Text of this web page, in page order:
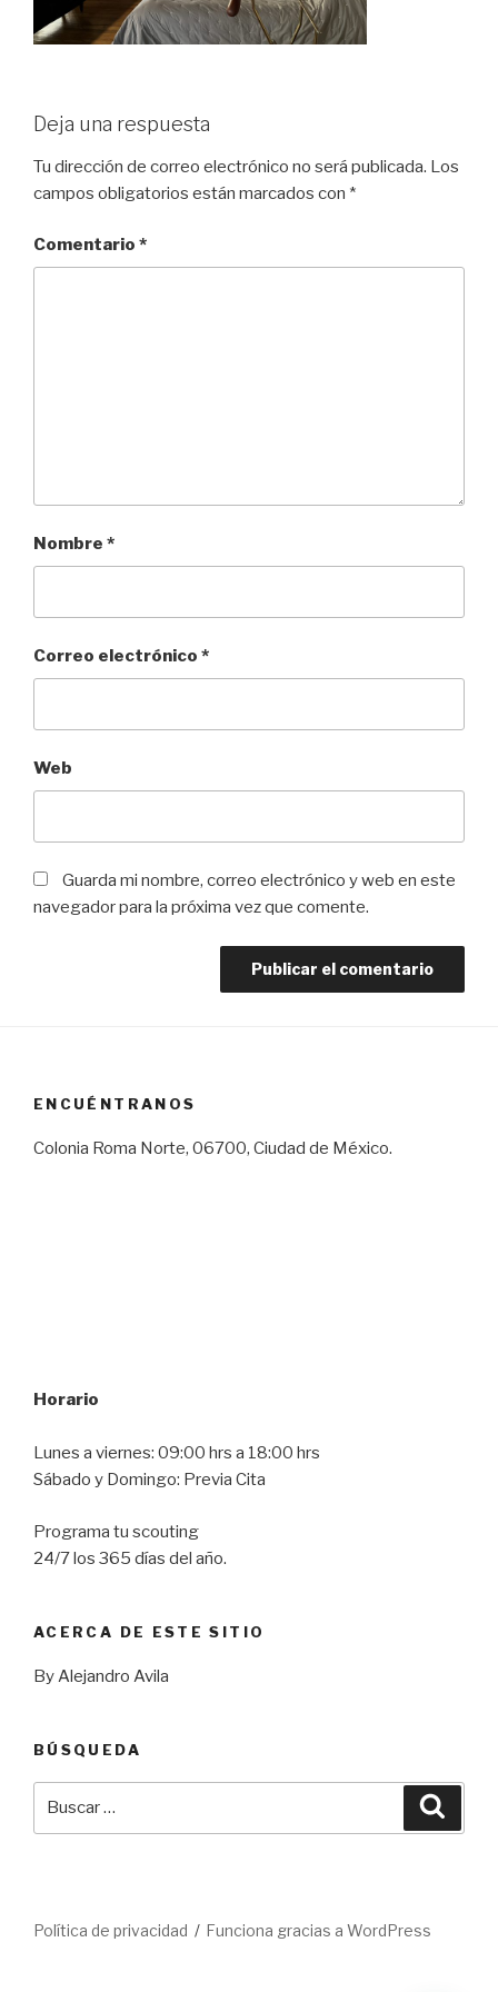
Deja una respuesta
Tu dirección de correo electrónico no será publicada. Los
campos obligatorios están marcados con *
Comentario *
Nombre *
Correo electrónico *
Web
Guarda mi nombre, correo electrónico y web en este
navegador para la próxima vez que comente.
ENCUÉNTRANOS
Colonia Roma Norte, 06700, Ciudad de México.
Horario
Lunes a viernes: 09:00 hrs a 18:00 hrs
Sábado y Domingo: Previa Cita
Programa tu scouting
24/7 los 365 días del año.
ACERCA DE ESTE SITIO
By Alejandro Avila
BÚSQUEDA
Política de privacidad Funciona gracias a WordPress